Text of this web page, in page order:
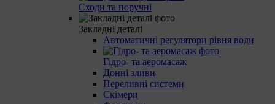
Сходи та поручні
Закладні деталі
Автоматичні регулятори рівня води
Гідро- та аеромасаж
Донні зливи
Переливні системи
Скімери